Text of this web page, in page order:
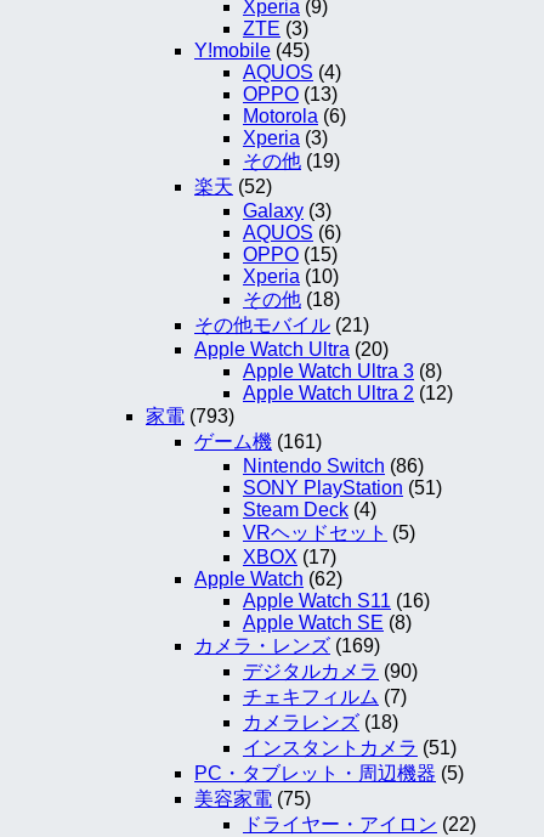
Xperia (9)
ZTE (3)
Y!mobile (45)
AQUOS (4)
OPPO (13)
Motorola (6)
Xperia (3)
その他 (19)
楽天 (52)
Galaxy (3)
AQUOS (6)
OPPO (15)
Xperia (10)
その他 (18)
その他モバイル (21)
Apple Watch Ultra (20)
Apple Watch Ultra 3 (8)
Apple Watch Ultra 2 (12)
家電 (793)
ゲーム機 (161)
Nintendo Switch (86)
SONY PlayStation (51)
Steam Deck (4)
VRヘッドセット (5)
XBOX (17)
Apple Watch (62)
Apple Watch S11 (16)
Apple Watch SE (8)
カメラ・レンズ (169)
デジタルカメラ (90)
チェキフィルム (7)
カメラレンズ (18)
インスタントカメラ (51)
PC・タブレット・周辺機器 (5)
美容家電 (75)
ドライヤー・アイロン (22)